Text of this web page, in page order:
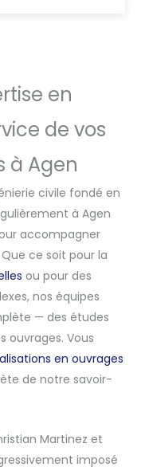
en
de vos
à Agen
civile fondé en
à Agen
accompagner
ce soit pour la
ou pour des
nos équipes
— des études
ouvrages. Vous
en ouvrages
de notre savoir-
Martinez et
imposé